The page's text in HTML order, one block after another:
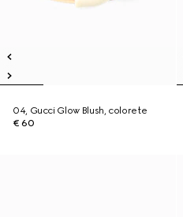
04, Gucci Glow Blush, colorete
€ 60